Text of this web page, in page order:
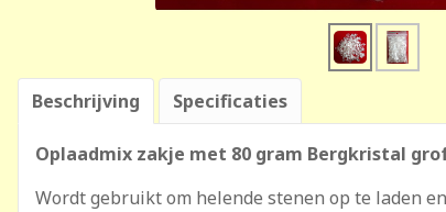
Beschrijving Specificaties
Oplaadmix zakje met 80 gram Bergkristal
Wordt gebruikt om helende stenen op te laden